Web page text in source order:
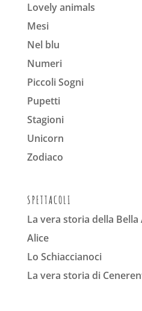
Lovely animals
Mesi
Nel blu
Numeri
Piccoli Sogni
Pupetti
Stagioni
Unicorn
Zodiaco
SPETTACOLI
La vera storia della
Alice
Lo Schiaccianoci
La vera storia di